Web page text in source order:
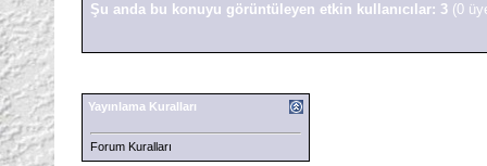
Şu anda bu konuyu görüntüleyen etkin kullanıcılar: 3 (0
Yayınlama Kuralları
Forum Kuralları